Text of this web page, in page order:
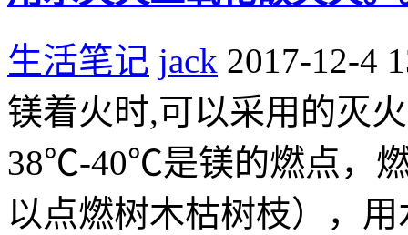
生活笔记 jack 2017-12-4
镁着火时,可以采用的灭
38℃-40℃是镁的燃点，
以点燃树木枯树枝），